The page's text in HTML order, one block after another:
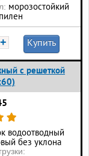
морозостойкий
+ Купить
с решеткой
водоотводный
без уклона